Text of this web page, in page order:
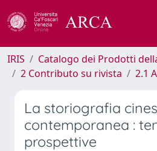
IRIS
Catalogo dei Prodotti
2 Contributo su rivista
2.1
La storiografia
contemporanea :
prospettive